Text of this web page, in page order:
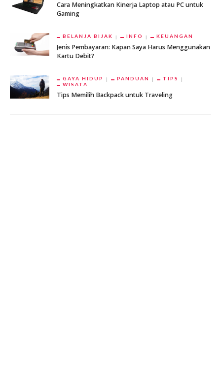
Cara Meningkatkan Kinerja Laptop atau PC untuk
Gaming
BELANJA BIJAK INFO KEUANGAN
Jenis Pembayaran: Kapan Saya Harus Menggunakan
Kartu Debit?
GAYA HIDUP PANDUAN
TIPS
WISATA
Tips Memilih Backpack untuk Traveling